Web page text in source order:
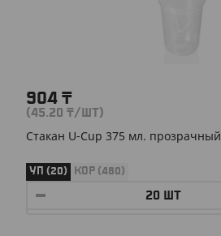
904 ₸
(45.20 ₸/ШТ)
Стакан U-Cup 375 мл. прозрачный
УП (20) КОР (480)